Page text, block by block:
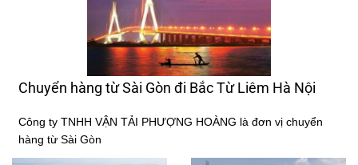
Chuyển hàng từ Sài Gòn đi Bắc Từ Liêm Hà Nội
Công ty TNHH VẬN TẢI PHƯỢNG HOÀNG là đơn vị chuyển
hàng từ Sài Gòn